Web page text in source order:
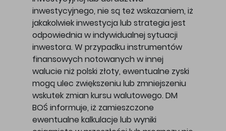
inwestycyjnego, nie są też wskazaniem, iż
jakakolwiek inwestycja lub strategia jest
odpowiednia w indywidualnej sytuacji
inwestora. W przypadku instrumentów
finansowych notowanych w innej
walucie niż polski złoty, ewentualne zyski
mogą ulec zwiększeniu lub zmniejszeniu
wskutek zmian kursu walutowego. DM
BOŚ informuje, iż zamieszczone
ewentualne kalkulacje lub wyniki